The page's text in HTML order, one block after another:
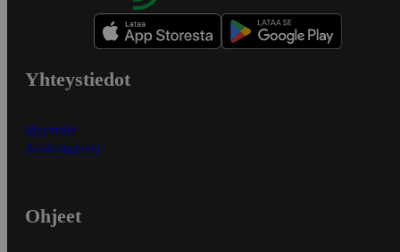
Yhteystiedot
Myymälät
Asiakaspalvelu
Ohjeet